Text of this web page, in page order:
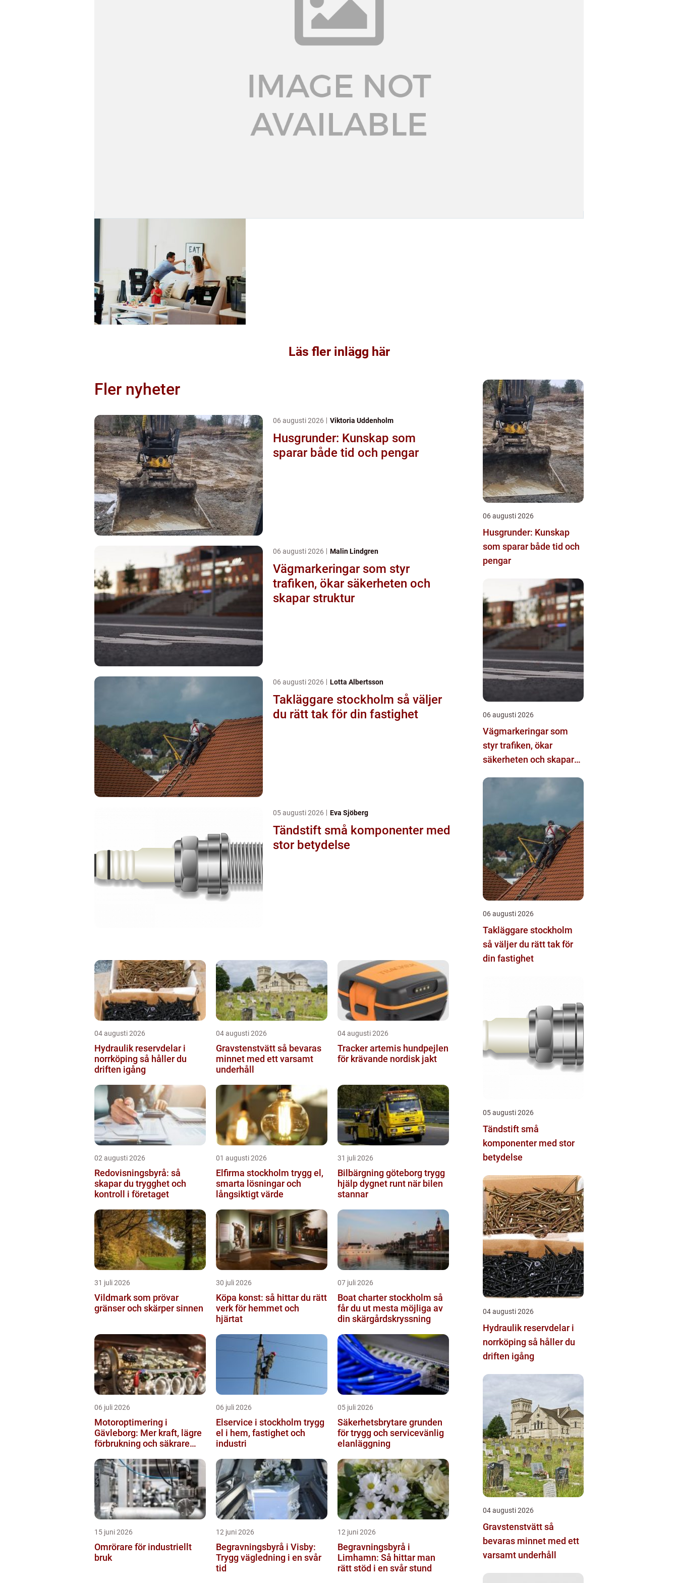
Läs fler inlägg här
Fler nyheter
06 augusti 2026 Viktoria Uddenholm
Husgrunder: Kunskap som
sparar både tid och pengar
06 augusti 2026 Malin Lindgren
Vägmarkeringar som styr
trafiken, ökar säkerheten och
skapar struktur
06 augusti 2026 Lotta Albertsson
Takläggare stockholm så väljer
du rätt tak för din fastighet
05 augusti 2026 Eva Sjöberg
Tändstift små komponenter med
stor betydelse
04 augusti 2026
Hydraulik reservdelar i
norrköping så håller du
driften igång
04 augusti 2026
Gravstenstvätt så bevaras
minnet med ett varsamt
underhåll
04 augusti 2026
Tracker artemis hundpejlen
för krävande nordisk jakt
02 augusti 2026
Redovisningsbyrå: så
skapar du trygghet och
kontroll i företaget
01 augusti 2026
Elfirma stockholm trygg el,
smarta lösningar och
långsiktigt värde
31 juli 2026
Bilbärgning göteborg trygg
hjälp dygnet runt när bilen
stannar
31 juli 2026
Vildmark som prövar
gränser och skärper sinnen
30 juli 2026
Köpa konst: så hittar du rätt
verk för hemmet och
hjärtat
07 juli 2026
Boat charter stockholm så
får du ut mesta möjliga av
din skärgårdskryssning
06 juli 2026
Motoroptimering i
Gävleborg: Mer kraft, lägre
förbrukning och säkrare
06 juli 2026
Elservice i stockholm trygg
el i hem, fastighet och
industri
05 juli 2026
Säkerhetsbrytare grunden
för trygg och servicevänlig
elanläggning
15 juni 2026
Omrörare för industriellt
bruk
12 juni 2026
Begravningsbyrå i Visby:
Trygg vägledning i en svår
tid
12 juni 2026
Begravningsbyrå i
Limhamn: Så hittar man
rätt stöd i en svår stund
06 augusti 2026
Husgrunder: Kunskap
som sparar både tid och
pengar
06 augusti 2026
Vägmarkeringar som
styr trafiken, ökar
säkerheten och skapar
06 augusti 2026
Takläggare stockholm
så väljer du rätt tak för
din fastighet
05 augusti 2026
Tändstift små
komponenter med stor
betydelse
04 augusti 2026
Hydraulik reservdelar i
norrköping så håller du
driften igång
04 augusti 2026
Gravstenstvätt så
bevaras minnet med ett
varsamt underhåll